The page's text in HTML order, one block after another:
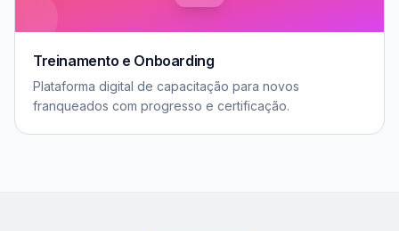
Treinamento e Onboarding
Plataforma digital de capacitação para novos
franqueados com progresso e certificação.